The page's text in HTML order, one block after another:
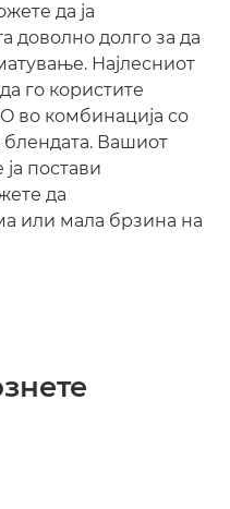
да ја
доволно долго за да
Најлесниот
го користите
во комбинација со
Вашиот
постави
да
или мала брзина на